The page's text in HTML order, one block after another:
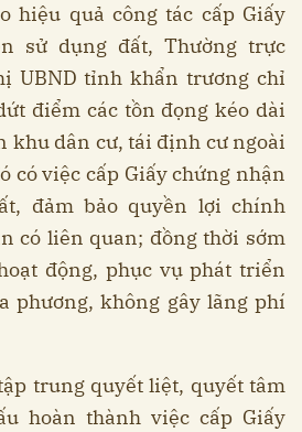
hiệu quả công tác cấp Giấy
sử dụng đất, Thường trực
UBND tỉnh khẩn trương chỉ
điểm các tồn đọng kéo dài
khu dân cư, tái định cư ngoài
có việc cấp Giấy chứng nhận
đảm bảo quyền lợi chính
có liên quan; đồng thời sớm
động, phục vụ phát triển
phương, không gây lãng phí
trung quyết liệt, quyết tâm
hoàn thành việc cấp Giấy